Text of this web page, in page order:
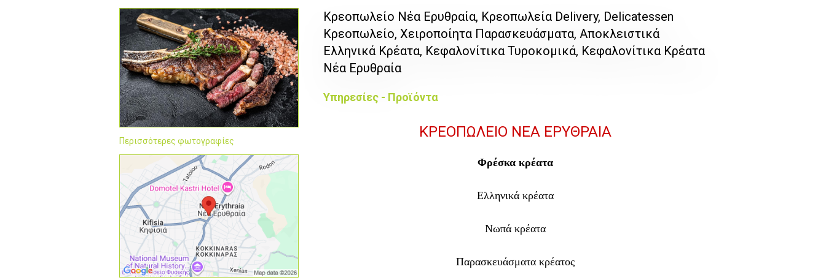
Περισσότερες φωτογραφίες
Κρεοπωλείο Νέα Ερυθραία, Κρεοπωλεία Delivery, Delicatessen
Κρεοπωλείο, Χειροποίητα Παρασκευάσματα, Αποκλειστικά
Ελληνικά Κρέατα, Κεφαλονίτικα Τυροκομικά, Κεφαλονίτικα Κρέατα
Νέα Ερυθραία
Υπηρεσίες - Προϊόντα
ΚΡΕΟΠΩΛΕΙΟ ΝΕΑ ΕΡΥΘΡΑΙΑ
Φρέσκα κρέατα
Ελληνικά κρέατα
Νωπά κρέατα
Παρασκευάσματα κρέατος